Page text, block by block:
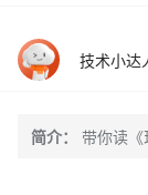
技术小达
简介： 带你读《